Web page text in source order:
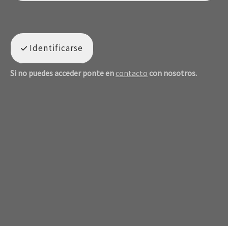
Identificarse
Si no puedes acceder ponte en contacto con nosotros.